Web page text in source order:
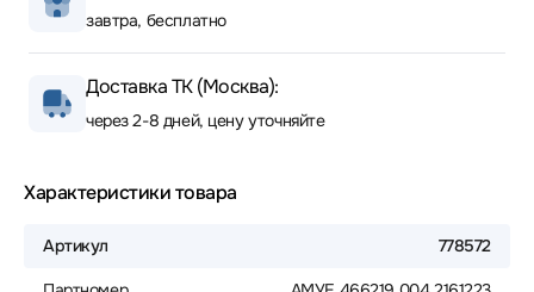
завтра, бесплатно
Доставка ТК (Москва):
через 2-8 дней, цену уточняйте
Характеристики товара
Артикул 778572